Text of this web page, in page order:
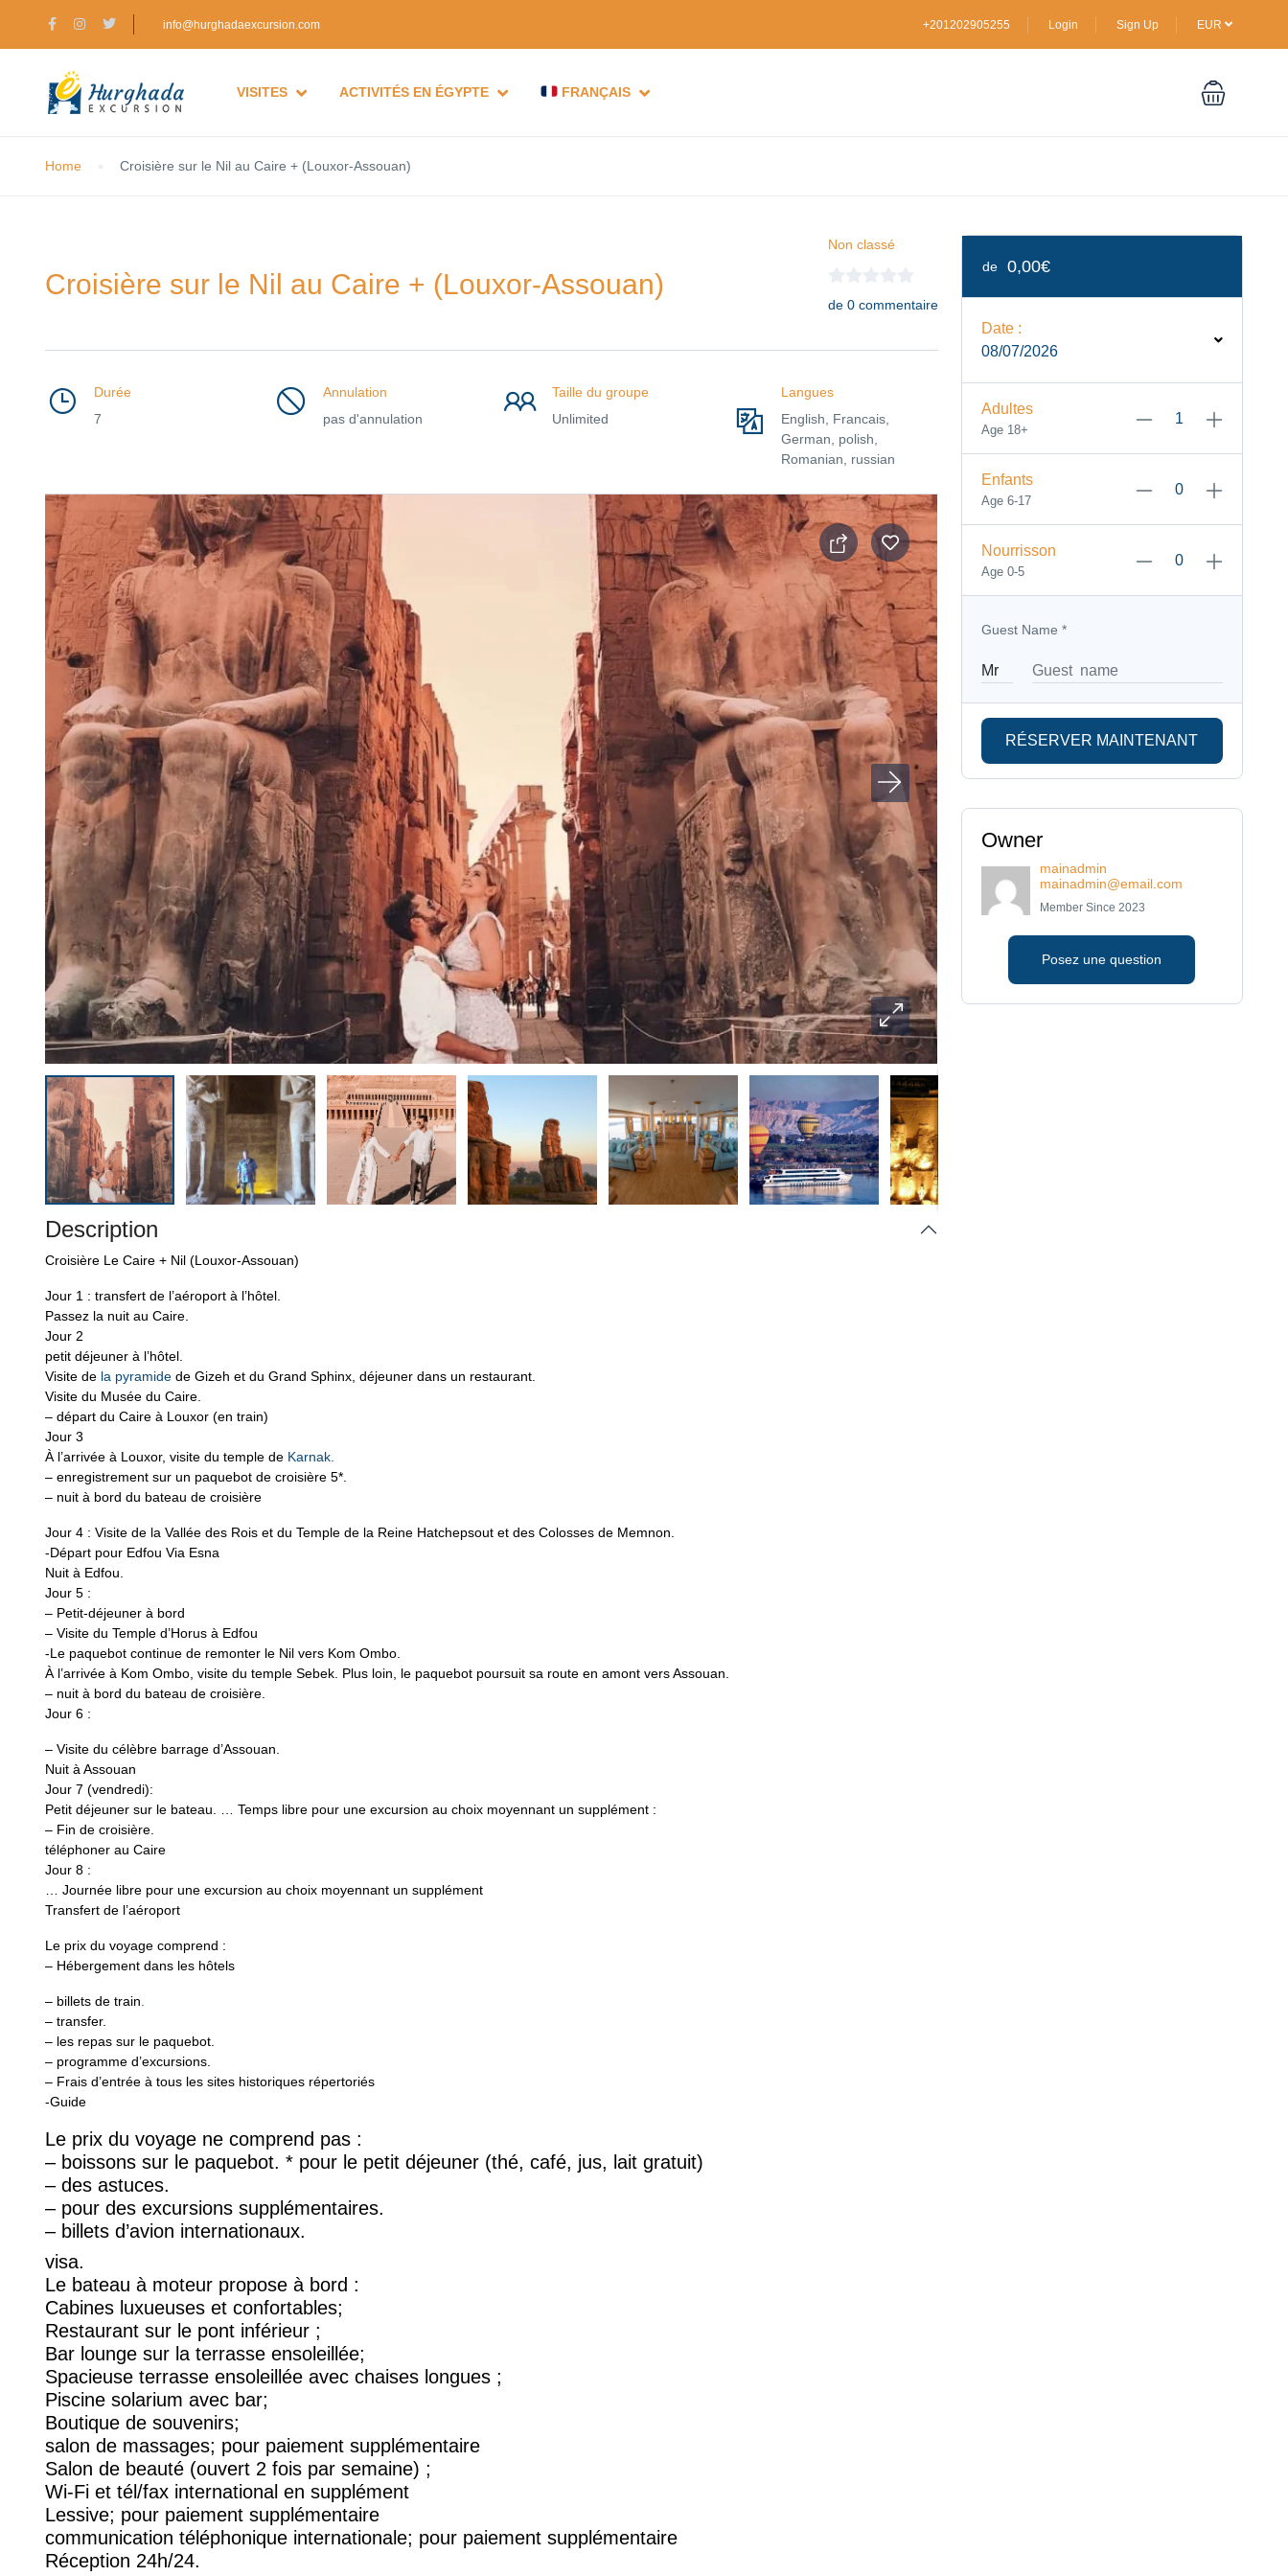
info@hurghadaexcursion.com +201202905255 Login Sign Up EUR
VISITES ACTIVITÉS EN ÉGYPTE FRANÇAIS
Home Croisière sur le Nil au Caire + (Louxor-Assouan)
Croisière sur le Nil au Caire + (Louxor-Assouan)
Non classé
de 0 commentaire
Durée
7
Annulation
pas d'annulation
Taille du groupe
Unlimited
Langues
English, Francais,
German, polish,
Romanian, russian
Description
Croisière Le Caire + Nil (Louxor-Assouan)
Jour 1 : transfert de l’aéroport à l’hôtel.
Passez la nuit au Caire.
Jour 2
petit déjeuner à l’hôtel.
Visite de la pyramide de Gizeh et du Grand Sphinx, déjeuner dans un restaurant.
Visite du Musée du Caire.
– départ du Caire à Louxor (en train)
Jour 3
À l’arrivée à Louxor, visite du temple de Karnak.
– enregistrement sur un paquebot de croisière 5*.
– nuit à bord du bateau de croisière
Jour 4 : Visite de la Vallée des Rois et du Temple de la Reine Hatchepsout et des Colosses de Memnon.
-Départ pour Edfou Via Esna
Nuit à Edfou.
Jour 5 :
– Petit-déjeuner à bord
– Visite du Temple d’Horus à Edfou
-Le paquebot continue de remonter le Nil vers Kom Ombo.
À l’arrivée à Kom Ombo, visite du temple Sebek. Plus loin, le paquebot poursuit sa route en amont vers Assouan.
– nuit à bord du bateau de croisière.
Jour 6 :
– Visite du célèbre barrage d’Assouan.
Nuit à Assouan
Jour 7 (vendredi):
Petit déjeuner sur le bateau. … Temps libre pour une excursion au choix moyennant un supplément :
– Fin de croisière.
téléphoner au Caire
Jour 8 :
… Journée libre pour une excursion au choix moyennant un supplément
Transfert de l’aéroport
Le prix du voyage comprend :
– Hébergement dans les hôtels
– billets de train
– transfer.
– les repas sur le paquebot.
– programme d’excursions.
– Frais d’entrée à tous les sites historiques répertoriés
-Guide
Le prix du voyage ne comprend pas :
– boissons sur le paquebot. * pour le petit déjeuner (thé, café, jus, lait gratuit)
– des astuces.
– pour des excursions supplémentaires.
– billets d’avion internationaux.
visa.
Le bateau à moteur propose à bord :
Cabines luxueuses et confortables;
Restaurant sur le pont inférieur ;
Bar lounge sur la terrasse ensoleillée;
Spacieuse terrasse ensoleillée avec chaises longues ;
Piscine solarium avec bar;
Boutique de souvenirs;
salon de massages; pour paiement supplémentaire
Salon de beauté (ouvert 2 fois par semaine) ;
Wi-Fi et tél/fax international en supplément
Lessive; pour paiement supplémentaire
communication téléphonique internationale; pour paiement supplémentaire
Réception 24h/24.
de 0,00€
Date :
08/07/2026
Adultes
Age 18+
Enfants
Age 6-17
Nourrisson
Age 0-5
Guest Name *
RÉSERVER MAINTENANT
Owner
mainadmin
mainadmin@email.com
Member Since 2023
Posez une question